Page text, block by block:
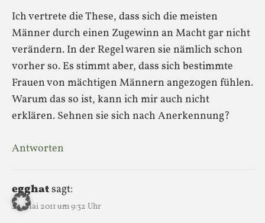
Ich vertrete die These, dass sich die meisten
Männer durch einen Zugewinn an Macht gar nicht
verändern. In der Regel waren sie nämlich schon
vorher so. Es stimmt aber, dass sich bestimmte
Frauen von mächtigen Männern angezogen fühlen.
Warum das so ist, kann ich mir auch nicht
erklären. Sehnen sie sich nach Anerkennung?
Antworten
egghatsagt:
25. Mai 2011 um 9:32 Uhr